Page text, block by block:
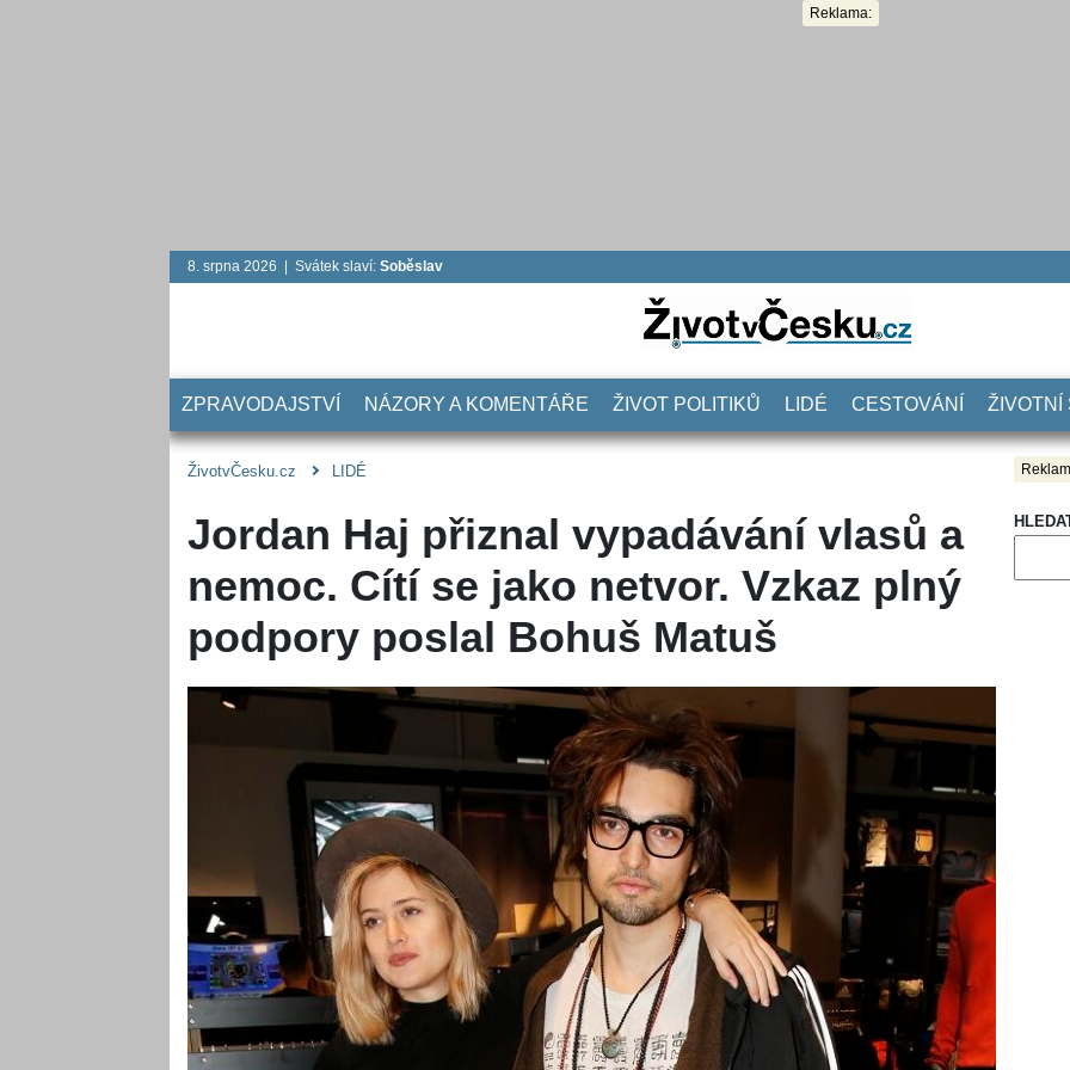
Reklama:
8. srpna 2026 | Svátek slaví: Soběslav
ZPRAVODAJSTVÍ NÁZORY A KOMENTÁŘE ŽIVOT POLITIKŮ LIDÉ CESTOVÁNÍ ŽIVOTNÍ
ŽivotvČesku.cz LIDÉ
Jordan Haj přiznal vypadávání vlasů a
nemoc. Cítí se jako netvor. Vzkaz plný
podpory poslal Bohuš Matuš